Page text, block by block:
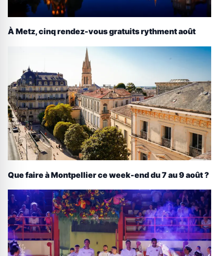
À Metz, cinq rendez-vous gratuits rythment août
Que faire à Montpellier ce week-end du 7 au 9 août ?